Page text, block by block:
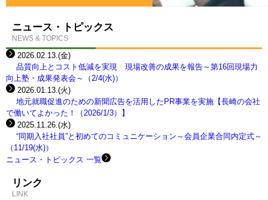
ニュース・トピックス
NEWS & TOPICS
2026.02.13.(金)
品質向上とコスト低減を実現 現場改善の成果を報告～第16回現場力
向上塾・成果発表会～（2/4(水)）
2026.01.13.(火)
地元就職促進のための新聞広告を活用したPR事業を実施【長崎の会社
で働いてよかった！（2026/1/3）】
2025.11.26.(水)
“同期入社社員”と初めてのコミュニケーション～会員企業合同内定式～
（11/19(水)）
ニュース・トピックス 一覧
リンク
LINK